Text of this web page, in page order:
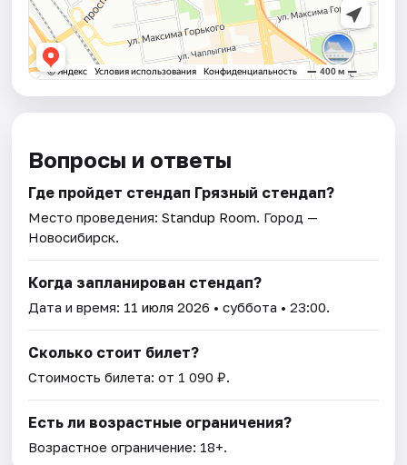
Вопросы и ответы
Где пройдет стендап Грязный стендап?
Место проведения:Standup Room. Город —
Новосибирск.
Когда запланирован стендап?
Дата и время: 11 июля 2026 • суббота • 23:00.
Сколько стоит билет?
Стоимость билета: от 1 090 ₽.
Есть ли возрастные ограничения?
Возрастное ограничение: 18+.